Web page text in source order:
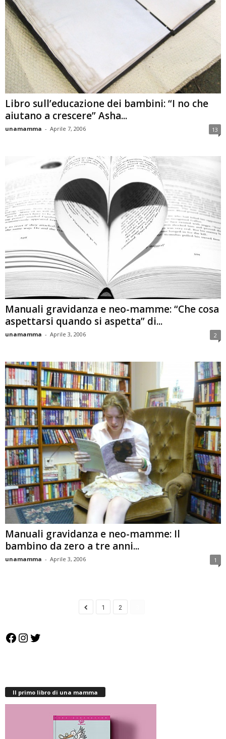
Libro sull’educazione dei bambini: “I no che
aiutano a crescere” Asha...
unamamma - Aprile 7, 2006 13
Manuali gravidanza e neo-mamme: “Che cosa
aspettarsi quando si aspetta” di...
unamamma - Aprile 3, 2006 2
Manuali gravidanza e neo-mamme: Il
bambino da zero a tre anni...
unamamma - Aprile 3, 2006 1
1 2
Facebook Instagram Twitter
Il primo libro di una mamma